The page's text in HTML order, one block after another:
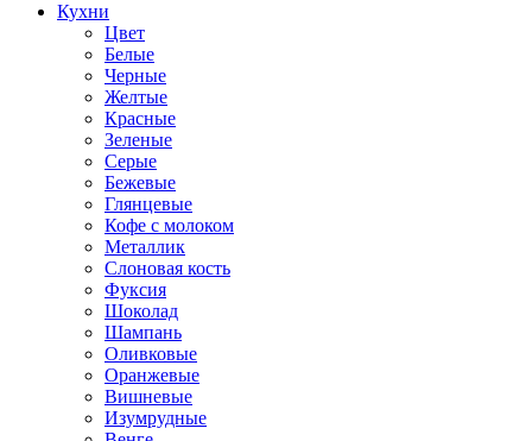
Кухни
Цвет
Белые
Черные
Желтые
Красные
Зеленые
Серые
Бежевые
Глянцевые
Кофе с молоком
Металлик
Слоновая кость
Фуксия
Шоколад
Шампань
Оливковые
Оранжевые
Вишневые
Изумрудные